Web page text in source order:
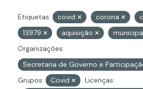
Etiquetas: covid corona
13979
aquisição
Organizações:
Secretaria de Governo e
Grupos:
Covid
Licenças: